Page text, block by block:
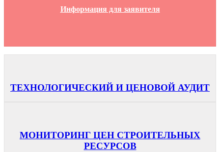
Информация для заявителя
ТЕХНОЛОГИЧЕСКИЙ И ЦЕНОВОЙ АУДИТ
МОНИТОРИНГ ЦЕН СТРОИТЕЛЬНЫХ
РЕСУРСОВ